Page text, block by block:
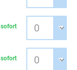
sofort
sofort